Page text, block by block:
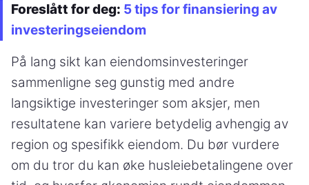
Foreslått for deg: 5 tips for finansiering av
investeringseiendom
På lang sikt kan eiendomsinvesteringer
sammenligne seg gunstig med andre
langsiktige investeringer som aksjer, men
resultatene kan variere betydelig avhengig av
region og spesifikk eiendom. Du bør vurdere
om du tror du kan øke husleiebetalingene over